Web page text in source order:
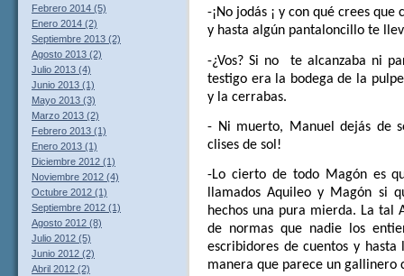
-¡No jodás ¡ y con qué crees
y hasta algún pantaloncillo te
-¿Vos? Si no
te alcanzaba ni
testigo era la bodega de la
y la cerrabas.
- Ni muerto, Manuel dejás de
clises de sol!
-Lo cierto de todo Magón es
llamados Aquileo y Magón si
hechos una pura mierda. La tal
de normas que nadie los
escribidores de cuentos y
manera que parece un gallinero
Febrero 2014 (5)
Enero 2014 (2)
Septiembre 2013 (2)
Agosto 2013 (2)
Julio 2013 (4)
Junio 2013 (1)
Mayo 2013 (3)
Marzo 2013 (2)
Febrero 2013 (1)
Enero 2013 (1)
Diciembre 2012 (1)
Noviembre 2012 (4)
Octubre 2012 (1)
Septiembre 2012 (1)
Agosto 2012 (8)
Julio 2012 (5)
Junio 2012 (2)
Abril 2012 (2)